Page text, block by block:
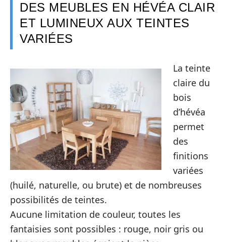
DES MEUBLES EN HÉVÉA CLAIR
ET LUMINEUX AUX TEINTES
VARIÉES
La teinte
claire du
bois
d’hévéa
permet
des
finitions
variées
(huilé, naturelle, ou brute) et de nombreuses
possibilités de teintes.
Aucune limitation de couleur, toutes les
fantaisies sont possibles : rouge, noir gris ou